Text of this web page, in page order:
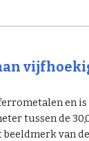
en
tussen de
van